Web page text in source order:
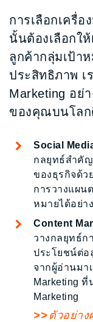
การเลือกเครื่อ
นั้นต้องเลือกใ
ลูกค้ากลุ่มเป้า
ประสิทธิภาพ เ
Marketing อย่
ของคุณบนโลก
Social
กลยุทธ์สำคัญ
ของธุรกิจด้ว
การวางแผน
หมายได้อย่า
Content
วางกลยุทธ์ก
ประโยชน์ต่อ
จากผู้อ่านมา
Marketing ที่
Marketing
ตัวอย่าง